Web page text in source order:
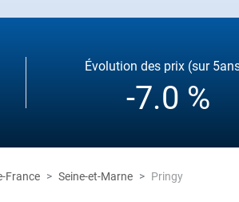
Évolution des prix (sur
-7.0 %
France Seine-et-Marne Pringy